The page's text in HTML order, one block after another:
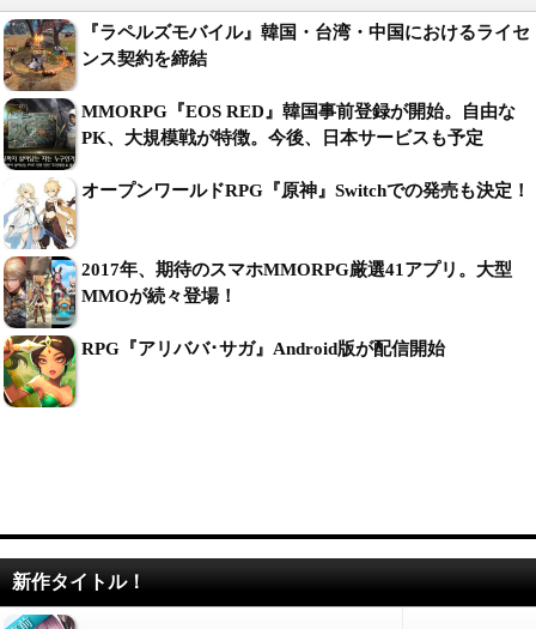
『ラペルズモバイル』韓国・台湾・中国におけるライセ
ンス契約を締結
MMORPG『EOS RED』韓国事前登録が開始。自由な
PK、大規模戦が特徴。今後、日本サービスも予定
オープンワールドRPG『原神』Switchでの発売も決定！
2017年、期待のスマホMMORPG厳選41アプリ。大型
MMOが続々登場！
RPG『アリババ･サガ』Android版が配信開始
新作タイトル！